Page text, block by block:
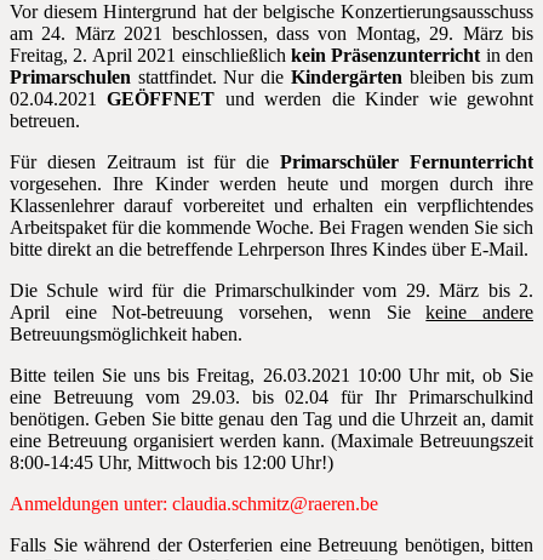
Vor diesem Hintergrund hat der belgische Konzertierungsausschuss
am 24. März 2021 beschlossen, dass von Montag, 29. März bis
Freitag, 2. April 2021 einschließlich kein Präsenzunterricht in den
Primarschulen stattfindet. Nur die Kindergärten bleibenbis zum
02.04.2021
GEÖFFNET und werden die Kinder wie gewohnt
betreuen.
Für diesen Zeitraum ist für diePrimarschüler Fernunterricht
vorgesehen. Ihre Kinder werden heute und morgen durch ihre
Klassenlehrer darauf vorbereitet und erhalten ein verpflichtendes
Arbeitspaket für die kommende Woche. Bei Fragen wenden Sie sich
bitte direkt an die betreffende Lehrperson Ihres Kindes über E-Mail.
Die Schule wird für die Primarschulkindervom 29. März bis 2.
April eineNot-betreuung vorsehen, wenn Sie
keine andere
Betreuungsmöglichkeit haben.
Bitte teilen Sie uns bis Freitag, 26.03.2021 10:00 Uhr mit, ob Sie
eine Betreuung vom 29.03. bis 02.04 für Ihr Primarschulkind
benötigen. Geben Sie bitte genau den Tag und die Uhrzeit an, damit
eine Betreuung organisiert werden kann. (Maximale Betreuungszeit
8:00-14:45 Uhr, Mittwoch bis 12:00 Uhr!)
Anmeldungen unter: claudia.schmitz@raeren.be
Falls Sie während der Osterferien eine Betreuung benötigen, bitten